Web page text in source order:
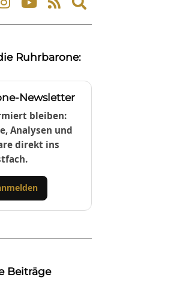
Expand
search
Ruhrbarone:
Newsletter
bleiben:
Analysen und
direkt ins
Beiträge